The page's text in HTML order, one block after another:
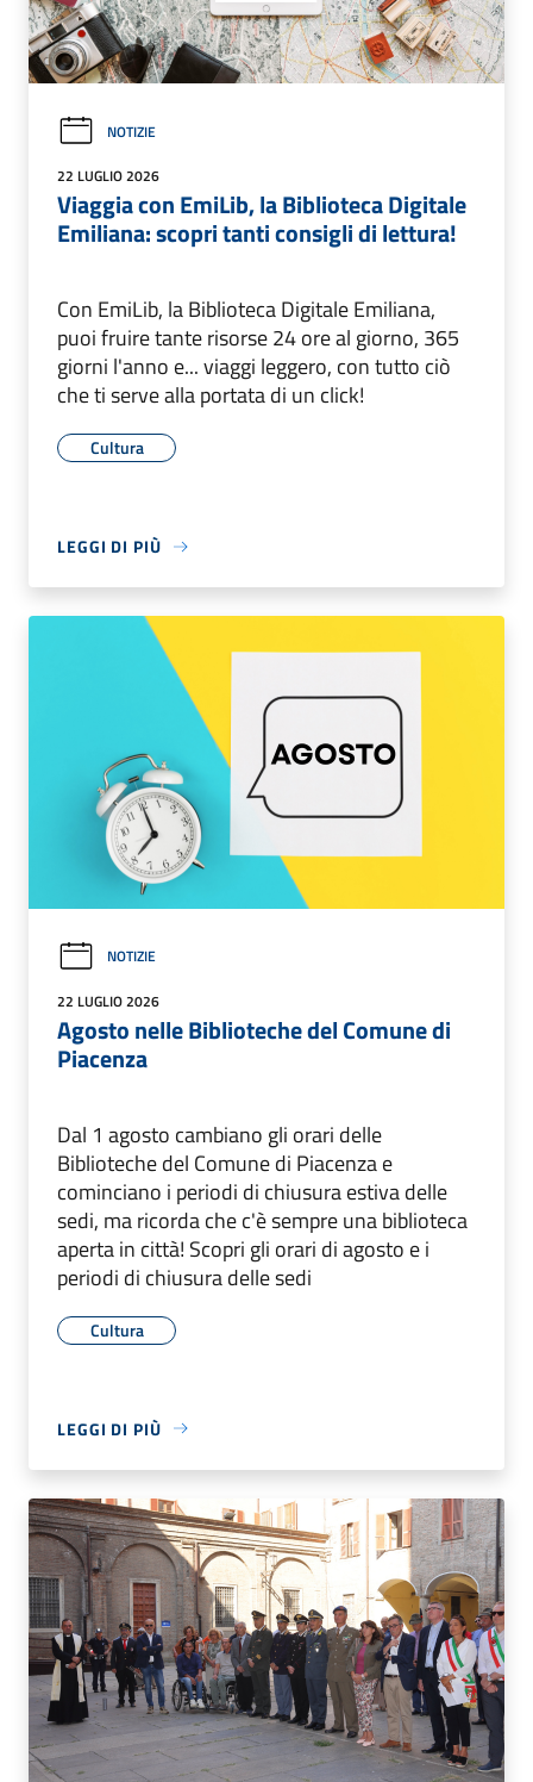
NOTIZIE
22 LUGLIO 2026
Viaggia con EmiLib, la Biblioteca Digitale
Emiliana: scopri tanti consigli di lettura!
Con EmiLib, la Biblioteca Digitale Emiliana,
puoi fruire tante risorse 24 ore al giorno, 365
giorni l'anno e... viaggi leggero, con tutto ciò
che ti serve alla portata di un click!
Cultura
LEGGI DI PIÙ
NOTIZIE
22 LUGLIO 2026
Agosto nelle Biblioteche del Comune di
Piacenza
Dal 1 agosto cambiano gli orari delle
Biblioteche del Comune di Piacenza e
cominciano i periodi di chiusura estiva delle
sedi, ma ricorda che c'è sempre una biblioteca
aperta in città! Scopri gli orari di agosto e i
periodi di chiusura delle sedi
Cultura
LEGGI DI PIÙ